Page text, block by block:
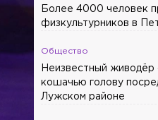
Более 4000 человек
физкультурников в
Общество
Неизвестный живодёр
кошачью голову
Лужском районе